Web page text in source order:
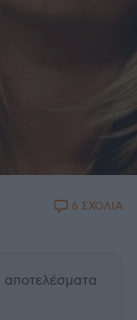
6 ΣΧΟΛΙΑ
αποτελέσματα